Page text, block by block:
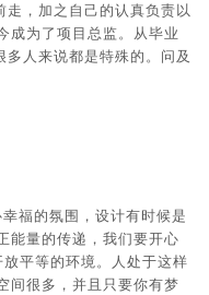
，加之自己的认真负责以
成为了项目总监。从毕业
人来说都是特殊的。问及
福的氛围，设计有时候是
能量的传递，我们要开心
平等的环境。人处于这样
间很多，并且只要你有梦